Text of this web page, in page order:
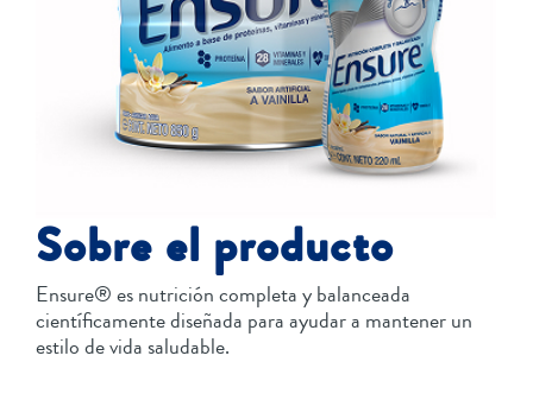
Sobre el producto
Ensure® es nutrición completa y balanceada
científicamente diseñada para ayudar a mantener un
estilo de vida saludable.